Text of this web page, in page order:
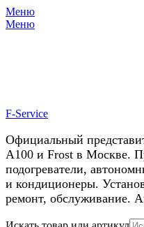
Меню
Меню
F-Service
Официальный
А100 и Frost в Москве.
подогреватели,
и кондиционеры.
ремонт, обслуживание.
Перейти
У нас